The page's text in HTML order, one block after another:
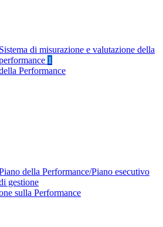
Sistema di misurazione e valutazione della
1
Performance
della Performance/Piano esecutivo
gestione
sulla Performance